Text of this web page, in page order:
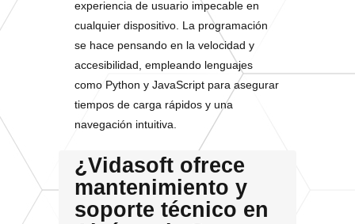
experiencia de usuario impecable en
cualquier dispositivo. La programación
se hace pensando en la velocidad y
accesibilidad, empleando lenguajes
como Python y JavaScript para asegurar
tiempos de carga rápidos y una
navegación intuitiva.
¿Vidasoft ofrece
mantenimiento y
soporte técnico en